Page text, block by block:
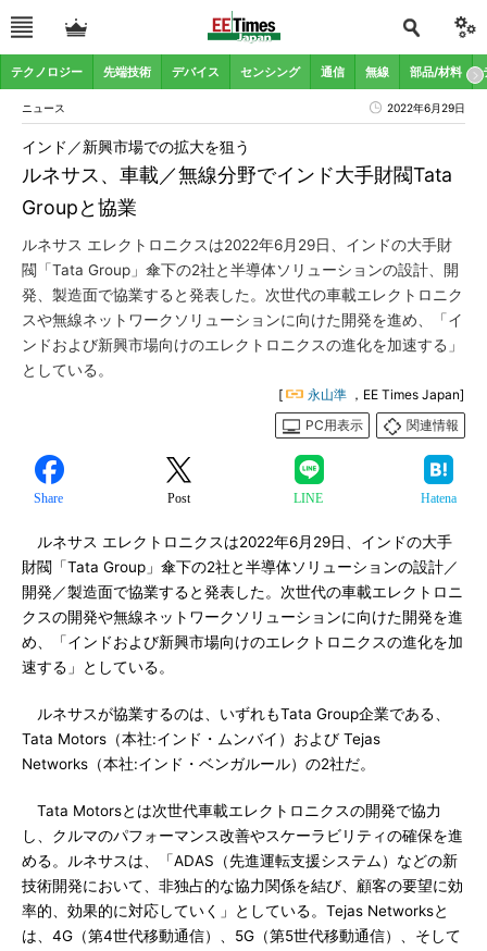
テクノロジー 先端技術 デバイス センシング 通信 無線 部品/材料
ニュース 2022年6月29日
ルネサス、車載／無線分野でインド大手財閥Tata
Groupと協業
インド／新興市場での拡大を狙う
ルネサス エレクトロニクスは2022年6月29日、インドの大手財
閥「Tata Group」傘下の2社と半導体ソリューションの設計、開
発、製造面で協業すると発表した。次世代の車載エレクトロニク
スや無線ネットワークソリューションに向けた開発を進め、「イ
ンドおよび新興市場向けのエレクトロニクスの進化を加速する」
としている。
[ 永山準 ，EE Times Japan]
PC用表示
関連情報
Share Post LINE Hatena
ルネサス エレクトロニクスは2022年6月29日、インドの大手
財閥「Tata Group」傘下の2社と半導体ソリューションの設計／
開発／製造面で協業すると発表した。次世代の車載エレクトロニ
クスの開発や無線ネットワークソリューションに向けた開発を進
め、「インドおよび新興市場向けのエレクトロニクスの進化を加
速する」としている。
ルネサスが協業するのは、いずれもTata Group企業である、
Tata Motors（本社:インド・ムンバイ）および Tejas
Networks（本社:インド・ベンガルール）の2社だ。
Tata Motorsとは次世代車載エレクトロニクスの開発で協力
し、クルマのパフォーマンス改善やスケーラビリティの確保を進
める。ルネサスは、「ADAS（先進運転支援システム）などの新
技術開発において、非独占的な協力関係を結び、顧客の要望に効
率的、効果的に対応していく」としている。Tejas Networksと
は、4G（第4世代移動通信）、5G（第5世代移動通信）、そして